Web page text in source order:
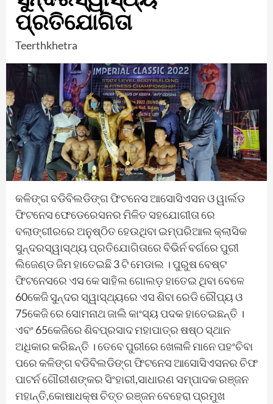
ପ୍ରତିଯୋଗିତା
Teerthkhetra
କଳିଙ୍ଗ ବଡିବିଲଡିଙ୍ଗ ଫିଟନେସ ଆସୋସିଏସନ ଓ ୱାର୍ଲଡ
ଫିଟନେସ ଫେଡେରେସନର ମିଳିତ ସହଯୋଗୀତା ରେ
ବଲାଙ୍ଗୀରରେ ଅନୁଷ୍ଠିତ ହେଉଥିବା ଇମ୍ପରିଆଲ କ୍ଲାସିକ
ସୁନ୍ଦରସ୍ୱାସ୍ଥ୍ୟ ପ୍ରତିଯୋଗିତାରେ ବିଭିର୍ନ ବର୍ଗରେ ପୁରୀ
ଲିଜେଣ୍ଡ ଜିମ ହାତେଇଛି 3 ଟି ମେଡାଲ । ପୁରୁଷ ବେଷ୍ଟ
ଫିଟନେସରେ ଏସ କେ ସାହିଲ ଗୋଲଡ଼ ହାତେଇ ଥିବା ବେଳେ
60କେଜି ସୁନ୍ଦର ସ୍ୱାସ୍ଥ୍ୟରେ ଏସ ଶିବା ରେଡି ରୌପ୍ୟ ଓ
75କେଜି ରେ ସୋମନାଥ ଜାଲି କାଂସ୍ୟ ପଦକ ହାତେଇଛନ୍ତି ।
ଏବଂ 65କେଜିରେ ଶିବପ୍ରସାଦ ମହାପାତ୍ର ଷଷ୍ଠ ସ୍ଥାନ
ଅଧିକାର କରିଛନ୍ତି । ତେବେ ପୁରୀରେ ଖେଳାଳି ମାନେ ପହଂଚିବା
ପରେ କଳିଙ୍ଗ ବଡିବିଲଡିଙ୍ଗ ଫିଟନେସ ଆସୋସିଏସନର ଚିଫ
ପାଟର୍ନ ଗୌରୀଶଙ୍କର ସିଂହାରୀ,ସାଧାରଣ ସମ୍ପାଦକ ରଞ୍ଜନ
ମହାନ୍ତି,କୋଷାଧକ୍ଷ ଚିତ୍ତ ରଞ୍ଜନ ବେହେରା ପ୍ରମୁଖ